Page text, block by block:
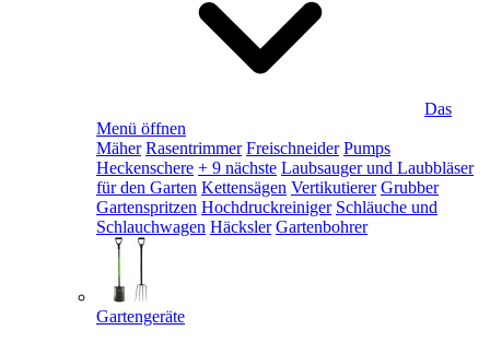
Das
Menü öffnen
Mäher Rasentrimmer Freischneider Pumps
Heckenschere + 9 nächste Laubsauger und Laubbläser
für den Garten Kettensägen Vertikutierer Grubber
Gartenspritzen Hochdruckreiniger Schläuche und
Schlauchwagen Häcksler Gartenbohrer
Gartengeräte